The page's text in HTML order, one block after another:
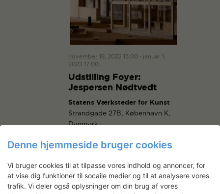
november 18, 2022 15:00 - januar 1,
2023 17:00
Udstilling Foyer:
Jespersen Nødtvedt
Statens Værksteder for Kunst
Strandgade 27B, København K,
Danmark
TORS
24
Denne hjemmeside bruger cookies
Vi bruger cookies til at tilpasse vores indhold og annoncer, for
at vise dig funktioner til socaile medier og til at analysere vores
trafik. Vi deler også oplysninger om din brug af vores